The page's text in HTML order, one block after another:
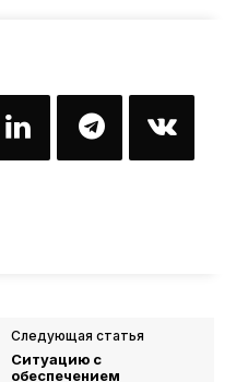
Следующая статья
Ситуацию с
обеспечением